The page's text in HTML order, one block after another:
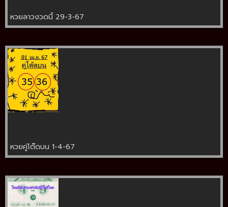
หวยลาวงวดนี้ 29-3-67
หวยคู่โต๊ดบน 1-4-67